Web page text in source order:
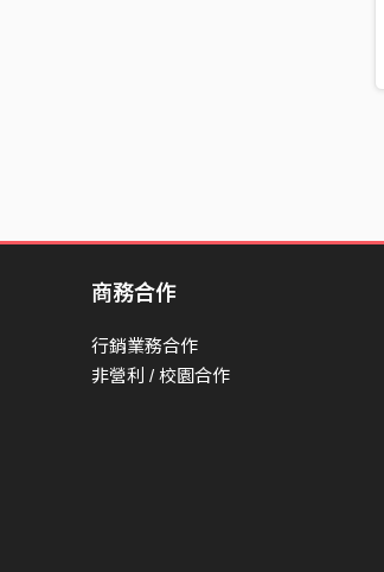
商務合作
行銷業務合作
非營利 / 校園合作